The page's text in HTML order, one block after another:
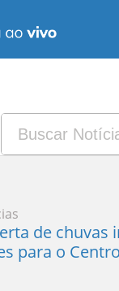
de chuvas
para o